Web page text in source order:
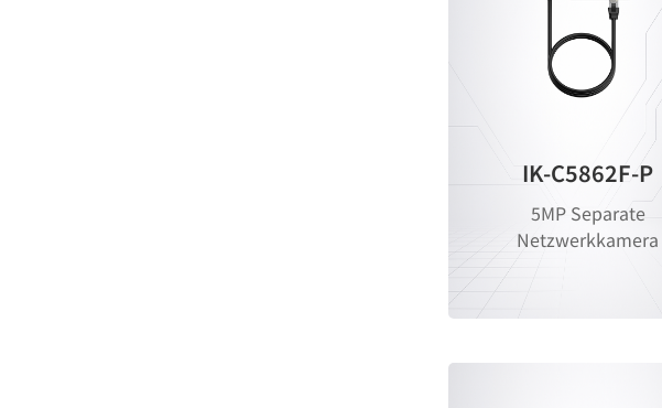
IK-C5862F-P
5MP Separate
Netzwerkkamera